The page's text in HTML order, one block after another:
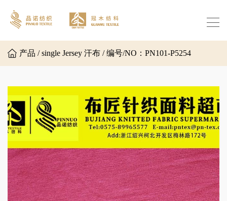
产品 / single Jersey 汗布 / 编号/NO：PN101-P5254